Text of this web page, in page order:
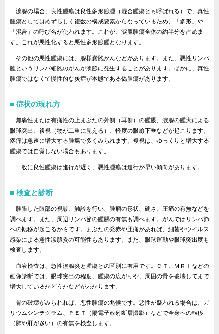
涙腺の場合、良性腫瘍は良性多形腺腫（混合腫瘍とも呼ばれる）で、真性
腫瘍としてはめずらしく複数の構成要素からなっているため、「多形」や
「混合」の呼び名が使われます。これが、涙腺腫瘍全体の約半分を占めま
す。これが悪性化すると悪性多形腺腫となります。
その他の悪性腫瘍には、腺様嚢胞がんなどがあります。また、悪性リンパ
腫というリンパ細胞のがんが涙腺に発生することがあります。ほかに、真性
腫瘍ではなくて慢性的な炎症が本態である偽腫瘍があります。
症状の現れ方
無痛性または有痛性の上まぶたの外側（耳側）の腫脹、涙腺の腫大による
眼球突出、複視（物が二重に見える）、軽度の眼瞼下垂などが起こります。
疼痛は急速に増大する腫瘍で多くみられます。複視は、ゆっくりと増大する
腫瘍では自覚しない場合もあります。
一般に良性腫瘍は進行が遅く、悪性腫瘍は進行が早い傾向があります。
検査と診断
腫脹した眼部の視診、触診を行い、腫瘤の形状、硬さ、圧痛の有無などを
調べます。また、周辺リンパ節の腫脹の有無も調べます。がんではリンパ節
への転移が起こるからです。まぶたの発赤や圧痛があれば、細菌やウイルス
感染による急性涙腺炎の可能性もあります。また、眼球運動や眼球突出度も
検査します。
血液検査は、急性涙腺炎と腫瘍との区別に有用です。ＣＴ、ＭＲＩなどの
画像診断では、眼球突出の程度、腫瘍の広がりや、周囲の骨を破壊してまで
増大しているかどうかなどがわかります。
骨の破壊がみられれば、悪性腫瘍の兆候です。悪性が疑われる場合は、ガ
リウムシンチグラム、ＰＥＴ（陽電子放射断層撮影）などで全身への転移
（肺や肝が多い）の有無を検査します。